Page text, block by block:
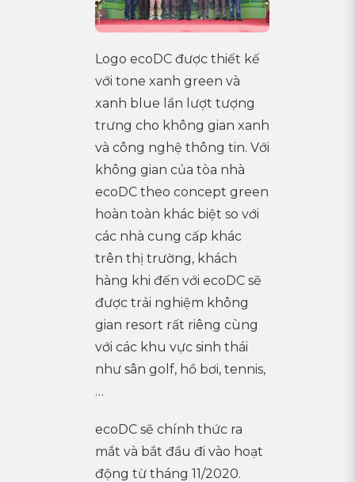
Logo ecoDC được thiết kế
với tone xanh green và
xanh blue lần lượt tượng
trưng cho không gian xanh
và công nghệ thông tin. Với
không gian của tòa nhà
ecoDC theo concept green
hoàn toàn khác biệt so với
các nhà cung cấp khác
trên thị trường, khách
hàng khi đến với ecoDC sẽ
được trải nghiệm không
gian resort rất riêng cùng
với các khu vực sinh thái
như sân golf, hồ bơi, tennis,
…
ecoDC sẽ chính thức ra
mắt và bắt đầu đi vào hoạt
động từ tháng 11/2020.